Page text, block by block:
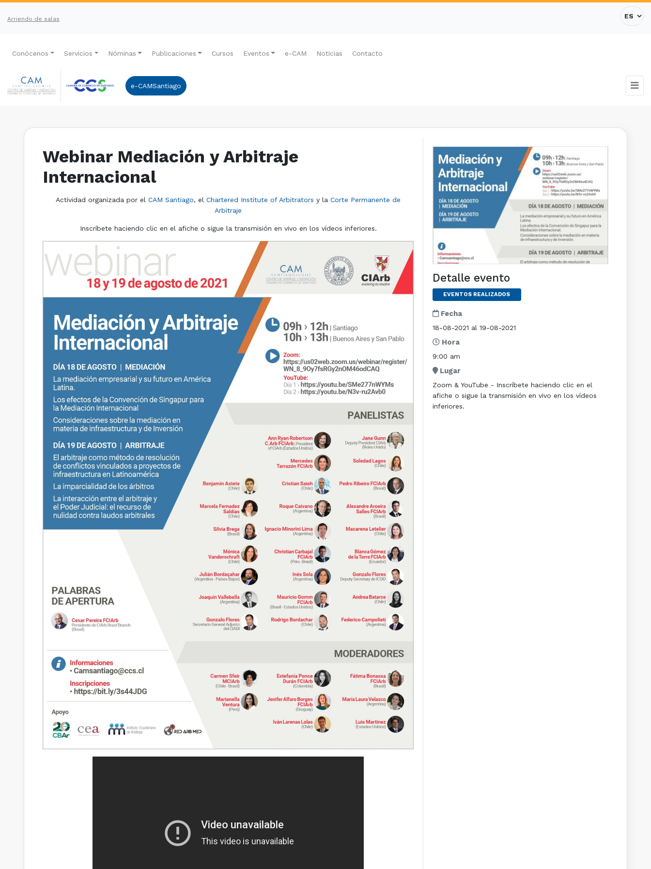
Arriendo de salas
Conócenos Servicios Nóminas Publicaciones Cursos Eventos e-CAM Noticias Contacto
e-CAMSantiago
Webinar Mediación y Arbitraje
Internacional
Actividad organizada por elCAM Santiago, elChartered Institute of Arbitrators y laCorte Permanente de
Arbitraje
Inscríbete haciendo clic en el afiche o sigue la transmisión en vivo en los vídeos inferiores.
Detalle evento
EVENTOS REALIZADOS
Fecha
18-08-2021 al 19-08-2021
Hora
9:00 am
Lugar
Zoom & YouTube - Inscríbete haciendo clic en el
afiche o sigue la transmisión en vivo en los vídeos
inferiores.